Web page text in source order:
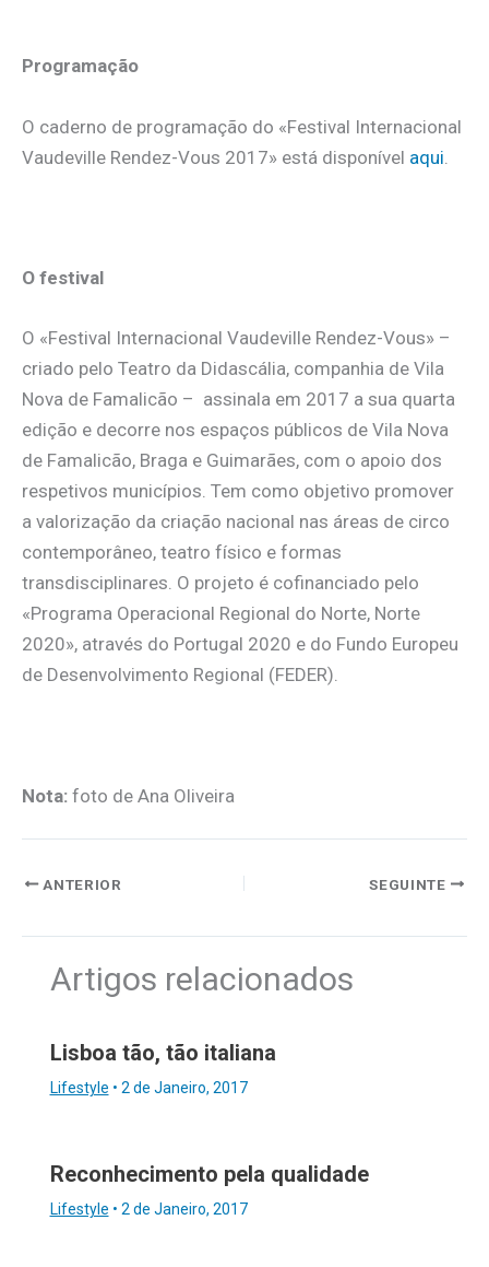
Programação
O caderno de programação do «Festival Internacional
Vaudeville Rendez-Vous 2017» está disponível aqui
O festival
O «Festival Internacional Vaudeville Rendez-Vous» –
criado pelo Teatro da Didascália, companhia de Vila
Nova de Famalicão – assinala em 2017 a sua quarta
edição e decorre nos espaços públicos de Vila Nova
de Famalicão, Braga e Guimarães, com o apoio dos
respetivos municípios. Tem como objetivo promover
a valorização da criação nacional nas áreas de circo
contemporâneo, teatro físico e formas
transdisciplinares. O projeto é cofinanciado pelo
«Programa Operacional Regional do Norte, Norte
2020», através do Portugal 2020 e do Fundo Europeu
de Desenvolvimento Regional (FEDER).
Nota: foto de Ana Oliveira
ANTERIOR SEGUINTE
Artigos relacionados
Lisboa tão, tão italiana
Lifestyle • 2 de Janeiro, 2017
Reconhecimento pela qualidade
Lifestyle • 2 de Janeiro, 2017